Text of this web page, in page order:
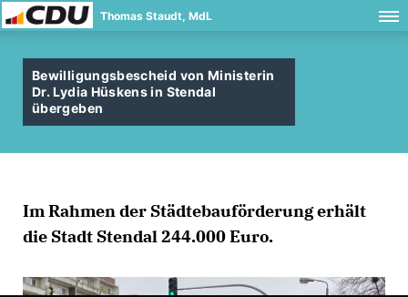
Thomas Staudt, MdL
Bewilligungsbescheid von Ministerin
Dr. Lydia Hüskens in Stendal
übergeben
Im Rahmen der Städtebauförderung erhält
die Stadt Stendal 244.000 Euro.